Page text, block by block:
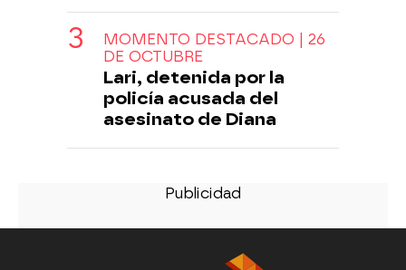
MOMENTO DESTACADO | 26
DE OCTUBRE
Lari, detenida por la
policía acusada del
asesinato de Diana